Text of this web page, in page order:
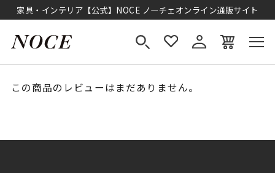
家具・インテリア【公式】NOCE ノーチェオンライン通販サイト
この商品のレビューはまだありません。